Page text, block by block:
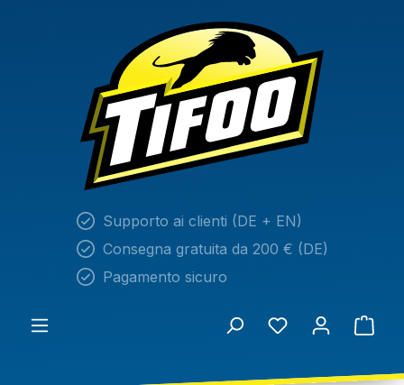
Supporto ai clienti (DE + EN)
Consegna gratuita da 200 € (DE)
Pagamento sicuro